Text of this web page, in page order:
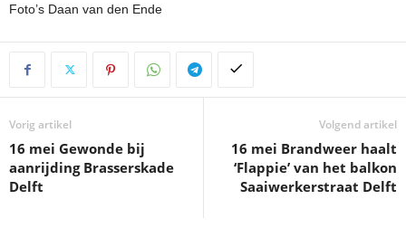
Foto’s Daan van den Ende
Vorig artikel
16 mei Gewonde bij
aanrijding Brasserskade
Delft
Volgend artikel
16 mei Brandweer haalt
‘Flappie’ van het balkon
Saaiwerkerstraat Delft